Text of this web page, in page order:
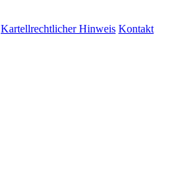
Kartellrechtlicher Hinweis Kontakt